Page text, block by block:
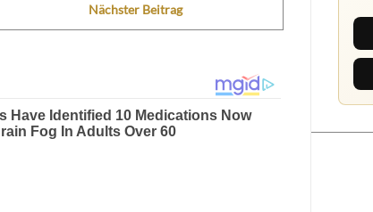
Nächster Beitrag